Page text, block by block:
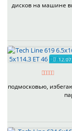
дисков на машине
подмосковью,